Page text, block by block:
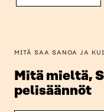
MITÄ SAA SANOA JA
Mitä mieltä,
pelisäännöt